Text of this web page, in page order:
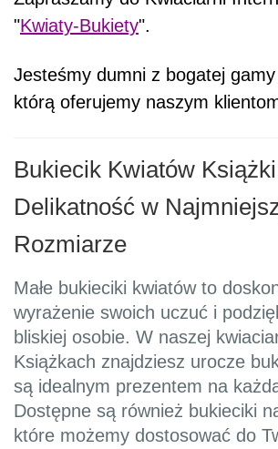
"Kwiaty-Bukiety".
Jesteśmy dumni z bogatej gamy
którą oferujemy naszym
Bukiecik Kwiatów
Delikatność w
Rozmiarze
Małe bukieciki kwiatów to
wyrażenie swoich uczuć i
bliskiej osobie. W naszej
Książkach znajdziesz urocze
są idealnym prezentem na
Dostępne są również bukieciki
które możemy dostosować do